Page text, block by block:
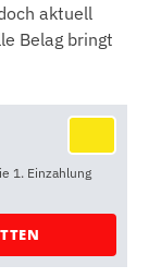
aktuell
Belag bringt
1. Einzahlung